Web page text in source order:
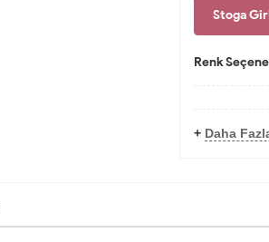
Stoga
Renk
+ Daha